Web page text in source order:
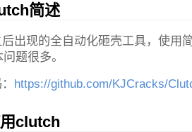
简述
出现的全自动化砸壳工具，使用
题很多。
https://github.com/KJCracks/
clutch